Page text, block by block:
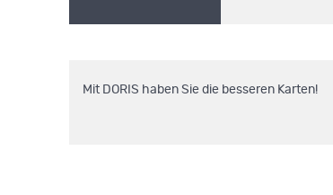
Mit DORIS haben Sie die besseren Karten!